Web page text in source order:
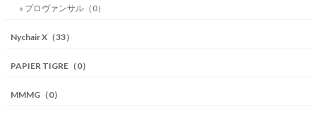
» プロヴァンサル（0）
Nychair X（33）
PAPIER TIGRE（0）
MMMG（0）